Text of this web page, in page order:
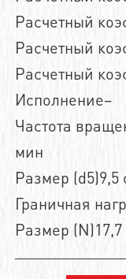
Расчетный
Расчетный
Расчетный
Исполнение–
Частота
мин
Размер
Граничная
Размер (N)17,7